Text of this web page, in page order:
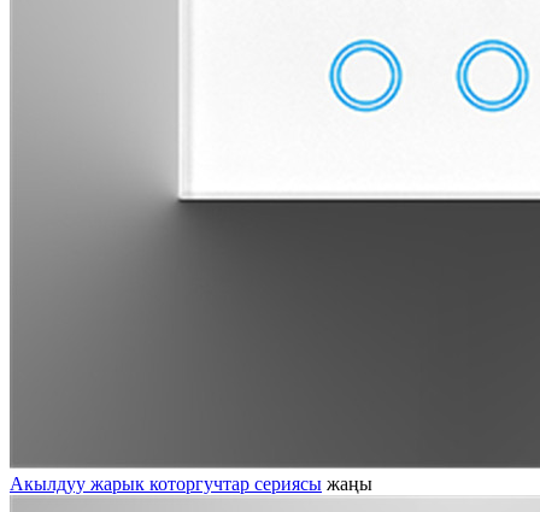
Акылдуу жарык которгучтар сериясы жаңы